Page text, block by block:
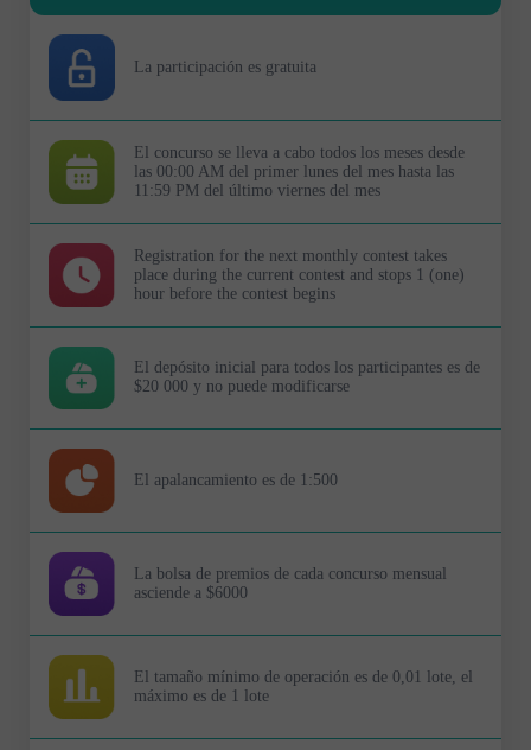
La participación es gratuita
El concurso se lleva a cabo todos los meses desde
las 00:00 AM del primer lunes del mes hasta las
11:59 PM del último viernes del mes
Registration for the next monthly contest takes
place during the current contest and stops 1 (one)
hour before the contest begins
El depósito inicial para todos los participantes es de
$20 000 y no puede modificarse
El apalancamiento es de 1:500
La bolsa de premios de cada concurso mensual
asciende a $6000
El tamaño mínimo de operación es de 0,01 lote, el
máximo es de 1 lote